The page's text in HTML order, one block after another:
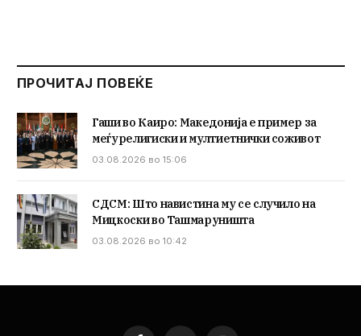
ПРОЧИТАЈ ПОВЕЌЕ
Гаши во Каиро: Македонија е пример за
меѓурелигиски и мултиетнички соживот
03.08.2026 во 15:06
СДСМ: Што навистина му се случило на
Мицкоски во Ташмаруништа
03.08.2026 во 10:42